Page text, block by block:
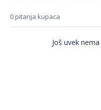
0 pitanja kupaca
Još uvek